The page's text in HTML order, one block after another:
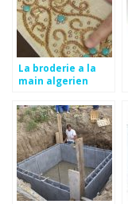
La broderie a la
main algerien